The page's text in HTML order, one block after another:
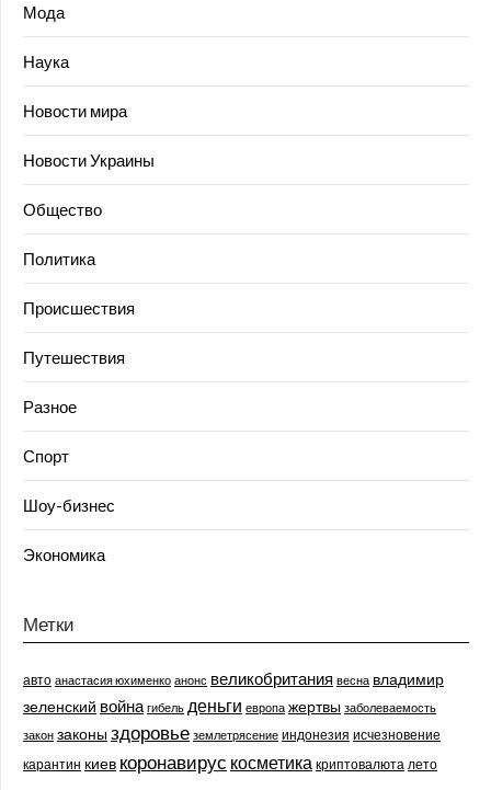
Мода
Наука
Новости мира
Новости Украины
Общество
Политика
Происшествия
Путешествия
Разное
Спорт
Шоу-бизнес
Экономика
Метки
авто анастасия юхименко анонс великобритания весна владимир
зеленский война гибель деньги европа жертвы заболеваемость
закон законыздоровье землетрясение индонезия исчезновение
карантин киев коронавирус косметика криптовалюта лето